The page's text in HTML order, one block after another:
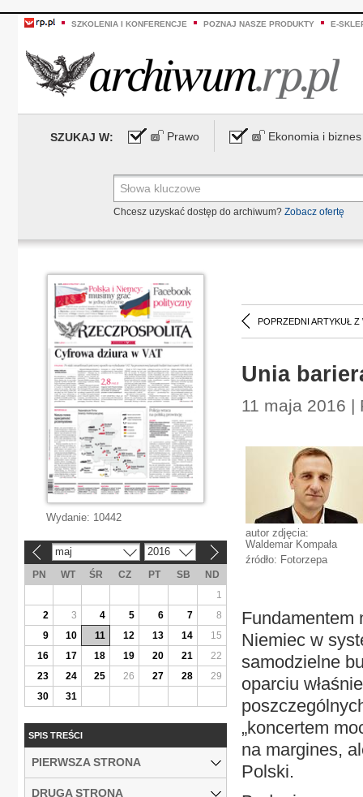
SZKOLENIA I KONFERENCJE POZNAJ NASZE PRODUKTY E-
SZUKAJ W: Prawo Ekonomia i biznes
Chcesz uzyskać dostęp do archiwum? Zobacz ofertę
POPRZEDNI ARTYKUŁ Z
Unia
11 maja 2016 |
autor zdjęcia:
Waldemar Kompała
źródło: Fotorzepa
Fundamentem
Niemiec w
samodzielne
oparciu
„koncertem
na margines,
Polski.
Wydanie: 10442
maj 2016
PN WT ŚR CZ PT SB
ND
1
2
3 4 5 6 7
8
9
10 11 12 13 14
15
16
17 18 19 20 21
22
23
24 25 26 27 28
29
30
31
SPIS TREŚCI
PIERWSZA STRONA
DRUGA STRONA